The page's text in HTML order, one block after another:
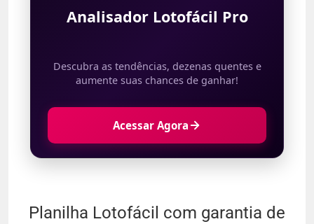
Analisador Lotofácil Pro
Descubra as tendências, dezenas quentes e
aumente suas chances de ganhar!
Acessar Agora
Planilha Lotofácil com garantia de